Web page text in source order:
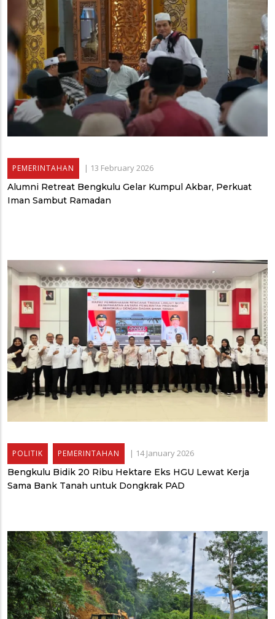
PEMERINTAHAN | 13 February 2026
Alumni Retreat Bengkulu Gelar Kumpul Akbar, Perkuat
Iman Sambut Ramadan
POLITIK PEMERINTAHAN | 14 January 2026
Bengkulu Bidik 20 Ribu Hektare Eks HGU Lewat Kerja
Sama Bank Tanah untuk Dongkrak PAD